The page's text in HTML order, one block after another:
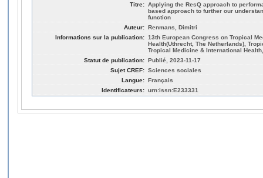
Titre: Applying the ResQ approach to
based approach to further our
function
Auteur: Renmans, Dimitri
Informations sur la publication: 13th European Congress on Tropical
Health(Uthrecht, The Netherlands),
Tropical Medicine & International
Statut de publication: Publié, 2023-11-17
Sujet CREF: Sciences sociales
Langue: Français
Identificateurs: urn:issn:E233331